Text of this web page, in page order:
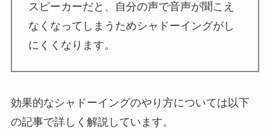
スピーカーだと、自分の声で音声が聞こえ
なくなってしまうためシャドーイングがし
にくくなります。
効果的なシャドーイングのやり方については以下
の記事で詳しく解説しています。